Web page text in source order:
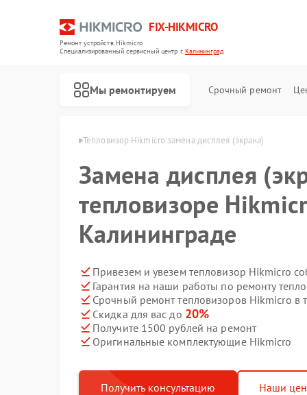
FIX-HIKMICRO
Ремонт устройств Hikmicro
Специализированный cервисный центр г.Калининград
Мы ремонтируем Срочный ремонт
в Калининграде Тепловизор Hikmicro замена дисплея (экрана)
Замена дисплея
тепловизоре
Калининграде
Привезем и увезем тепловизор Hikmicro
Гарантия на наши работы по ремонту
Срочный ремонт тепловизоров Hikmicro в
Скидка для вас до 20%
Получите 1500 рублей на ремонт
Оригинальные комплектующие Hikmicro
Получить консультацию Наши